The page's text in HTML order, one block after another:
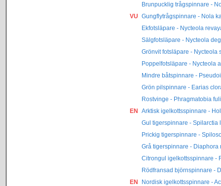
Brunpucklig trågspinnare -
VU Gungflytrågspinnare - Nola
Ekfotsläpare - Nycteola
Sälgfotsläpare - Nycteola
Grönvit fotsläpare - Nycteola
Poppelfotsläpare - Nycteola
Mindre båtspinnare -
Grön pilspinnare - Earias
Rostvinge - Phragmatobia
EN Arktisk igelkottsspinnare -
Gul tigerspinnare - Spilarctia
Prickig tigerspinnare -
Grå tigerspinnare - Diaphora
Citrongul igelkottsspinnare -
Rödfransad björnspinnare -
EN
Nordisk igelkottsspinnare -